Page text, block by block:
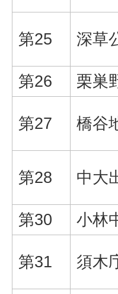
第25 深草
第26
栗巣
第27 橋谷
第28 中大
第30
小林
第31 須木